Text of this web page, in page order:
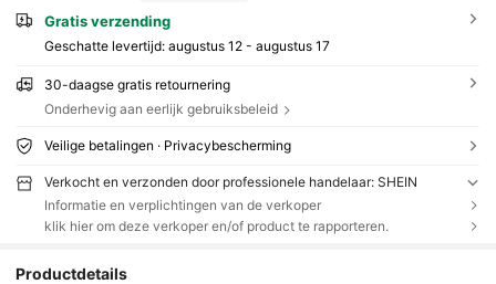
Gratis verzending
Geschatte levertijd: augustus 12 - augustus 17
30-daagse gratis retournering
Onderhevig aan eerlijk gebruiksbeleid
Veilige betalingen · Privacybescherming
Verkocht en verzonden door professionele handelaar: SHEIN
Informatie en verplichtingen van de verkoper
klik hier om deze verkoper en/of product te rapporteren.
Productdetails